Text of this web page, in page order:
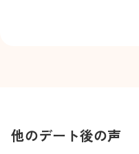
他のデート後の声